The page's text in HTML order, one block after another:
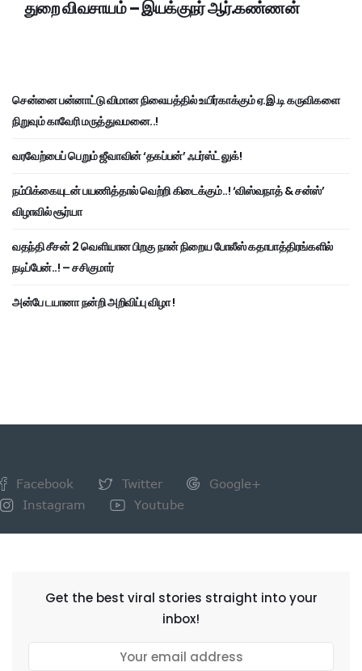
துறை விவசாயம் – இயக்குநர் ஆர்.கண்ணன்
சென்னை பன்னாட்டு விமான நிலையத்தில் உயிர்காக்கும் ஏ.இ.டி கருவிகளை
நிறுவும் காவேரி மருத்துவமனை..!
வரவேற்பைப் பெறும் ஜீவாவின் ‘தகப்பன்’ ஃபர்ஸ்ட் லுக்!
நம்பிக்கையுடன் பயணித்தால் வெற்றி கிடைக்கும்..! ‘விஸ்வநாத் & சன்ஸ்’
விழாவில் சூர்யா
வதந்தி சீசன் 2 வெளியான பிறகு நான் நிறைய போலீஸ் கதாபாத்திரங்களில்
நடிப்பேன்..! – சசிகுமார்
அன்பே டயானா நன்றி அறிவிப்பு விழா !
Facebook Twitter
Google+
Instagram
Youtube
Get the best viral stories straight into your
inbox!